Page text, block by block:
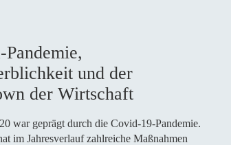
Pandemie,
und der
der Wirtschaft
war geprägt durch die Covid-19-Pandemie.
im Jahresverlauf zahlreiche Maßnahmen